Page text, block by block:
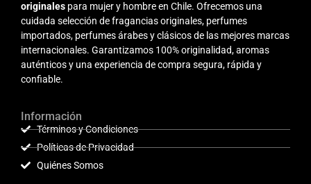
originales para mujer y hombre en Chile. Ofrecemos una
cuidada selección de fragancias originales, perfumes
importados, perfumes árabes y clásicos de las mejores marcas
internacionales. Garantizamos 100% originalidad, aromas
auténticos y una experiencia de compra segura, rápida y
confiable.
Información
Términos y Condiciones
Políticas de Privacidad
Quiénes Somos